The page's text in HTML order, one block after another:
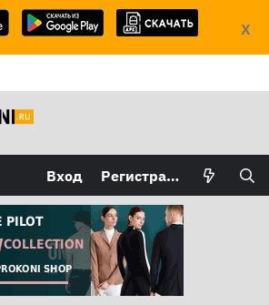
X
Вход Регистрация